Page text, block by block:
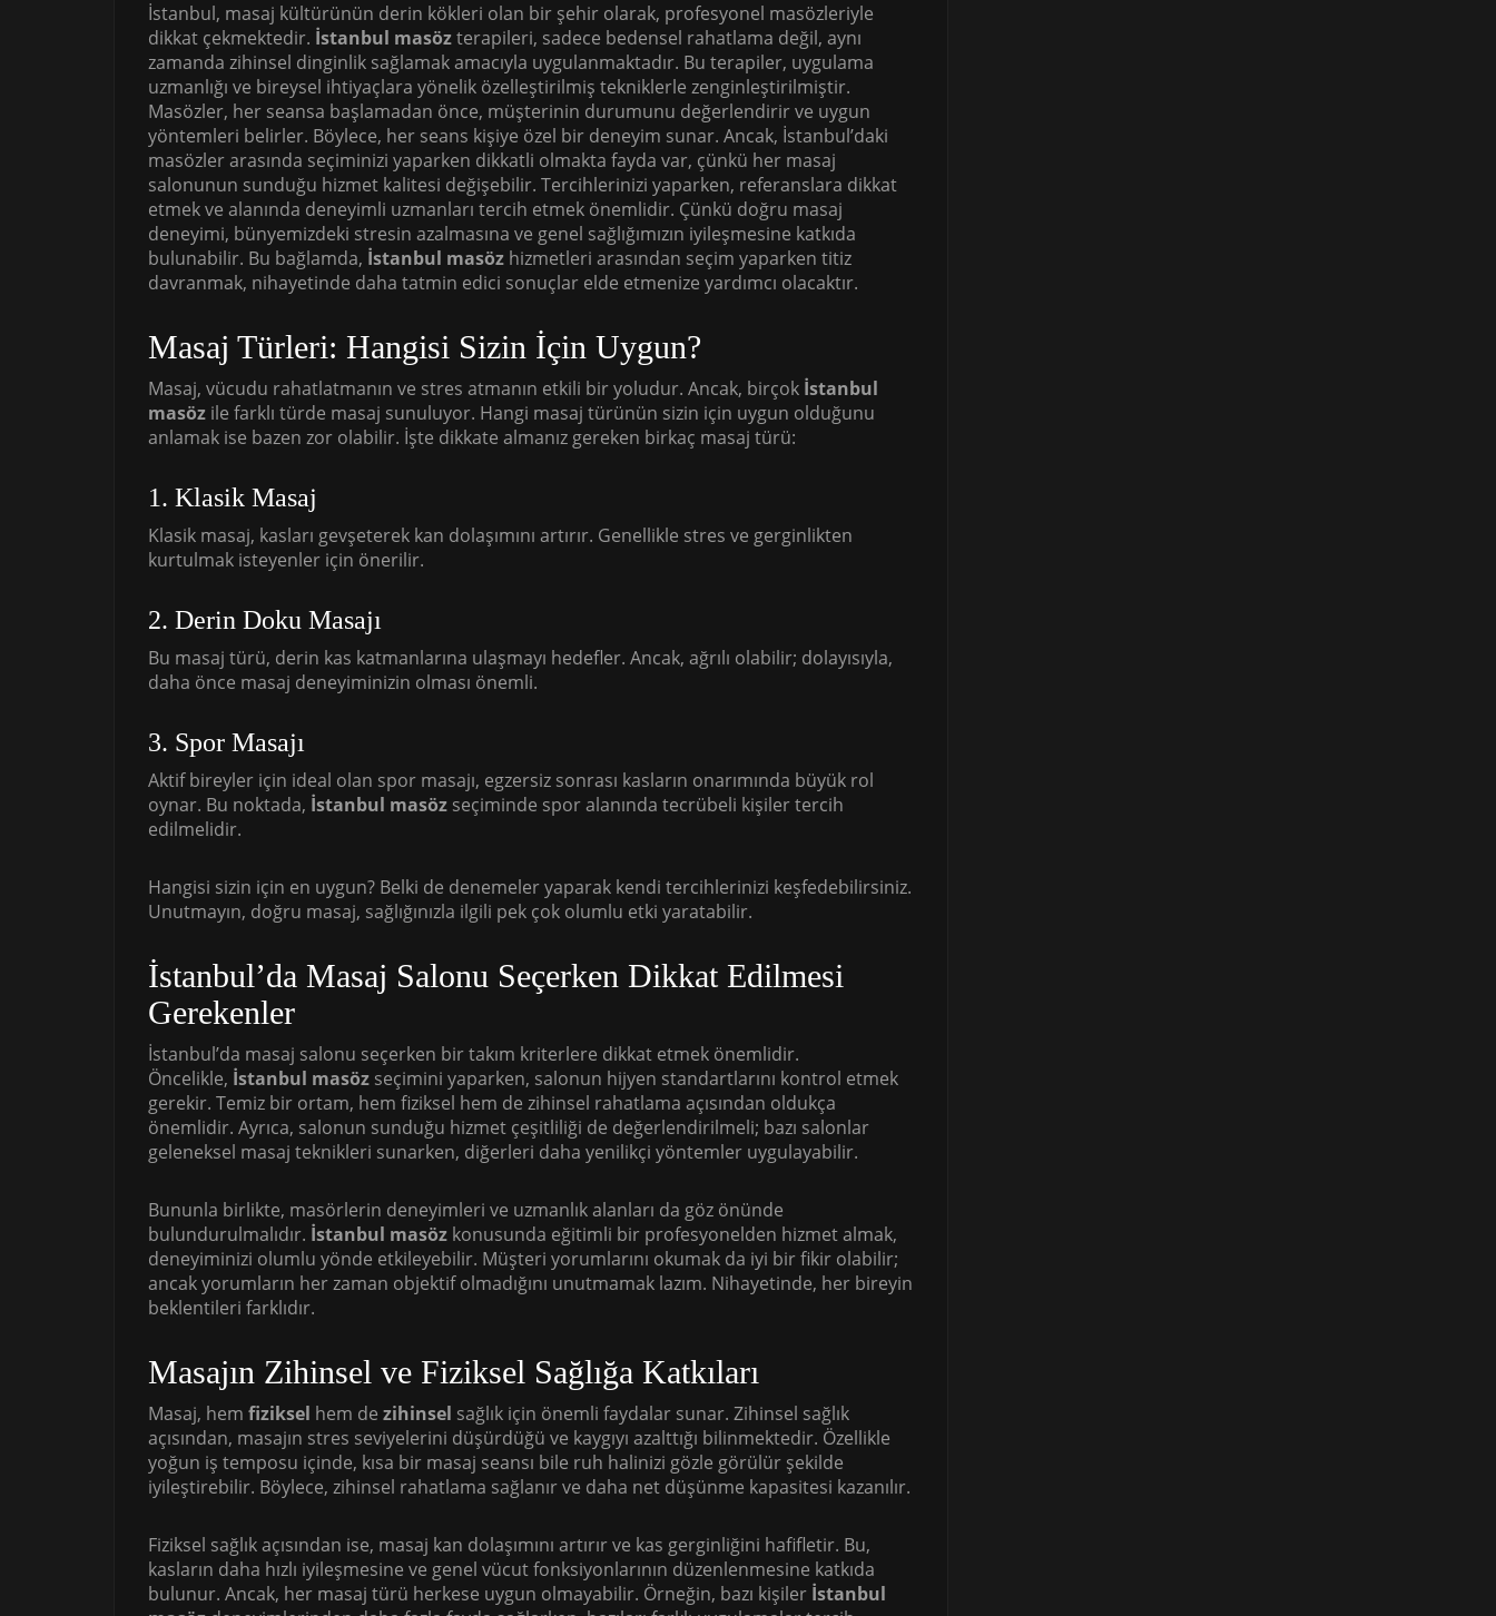
İstanbul, masaj kültürünün derin kökleri olan bir şehir olarak, profesyonel masözleriyle
dikkat çekmektedir. İstanbul masözterapileri, sadece bedensel rahatlama değil, aynı
zamanda zihinsel dinginlik sağlamak amacıyla uygulanmaktadır. Bu terapiler, uygulama
uzmanlığı ve bireysel ihtiyaçlara yönelik özelleştirilmiş tekniklerle zenginleştirilmiştir.
Masözler, her seansa başlamadan önce, müşterinin durumunu değerlendirir ve uygun
yöntemleri belirler. Böylece, her seans kişiye özel bir deneyim sunar. Ancak, İstanbul’daki
masözler arasında seçiminizi yaparken dikkatli olmakta fayda var, çünkü her masaj
salonunun sunduğu hizmet kalitesi değişebilir. Tercihlerinizi yaparken, referanslara dikkat
etmek ve alanında deneyimli uzmanları tercih etmek önemlidir. Çünkü doğru masaj
deneyimi, bünyemizdeki stresin azalmasına ve genel sağlığımızın iyileşmesine katkıda
bulunabilir. Bu bağlamda, İstanbul masöz hizmetleri arasından seçim yaparken titiz
davranmak, nihayetinde daha tatmin edici sonuçlar elde etmenize yardımcı olacaktır.
Masaj Türleri: Hangisi Sizin İçin Uygun?
Masaj, vücudu rahatlatmanın ve stres atmanın etkili bir yoludur. Ancak, birçok İstanbul
masöz ile farklı türde masaj sunuluyor. Hangi masaj türünün sizin için uygun olduğunu
anlamak ise bazen zor olabilir. İşte dikkate almanız gereken birkaç masaj türü:
1. Klasik Masaj
Klasik masaj, kasları gevşeterek kan dolaşımını artırır. Genellikle stres ve gerginlikten
kurtulmak isteyenler için önerilir.
2. Derin Doku Masajı
Bu masaj türü, derin kas katmanlarına ulaşmayı hedefler. Ancak, ağrılı olabilir; dolayısıyla,
daha önce masaj deneyiminizin olması önemli.
3. Spor Masajı
Aktif bireyler için ideal olan spor masajı, egzersiz sonrası kasların onarımında büyük rol
oynar. Bu noktada, İstanbul masöz seçiminde spor alanında tecrübeli kişiler tercih
edilmelidir.
Hangisi sizin için en uygun? Belki de denemeler yaparak kendi tercihlerinizi keşfedebilirsiniz.
Unutmayın, doğru masaj, sağlığınızla ilgili pek çok olumlu etki yaratabilir.
İstanbul’da Masaj Salonu Seçerken Dikkat Edilmesi
Gerekenler
İstanbul’da masaj salonu seçerken bir takım kriterlere dikkat etmek önemlidir.
Öncelikle, İstanbul masöz seçimini yaparken, salonun hijyen standartlarını kontrol etmek
gerekir. Temiz bir ortam, hem fiziksel hem de zihinsel rahatlama açısından oldukça
önemlidir. Ayrıca, salonun sunduğu hizmet çeşitliliği de değerlendirilmeli; bazı salonlar
geleneksel masaj teknikleri sunarken, diğerleri daha yenilikçi yöntemler uygulayabilir.
Bununla birlikte, masörlerin deneyimleri ve uzmanlık alanları da göz önünde
bulundurulmalıdır. İstanbul masöz konusunda eğitimli bir profesyonelden hizmet almak,
deneyiminizi olumlu yönde etkileyebilir. Müşteri yorumlarını okumak da iyi bir fikir olabilir;
ancak yorumların her zaman objektif olmadığını unutmamak lazım. Nihayetinde, her bireyin
beklentileri farklıdır.
Masajın Zihinsel ve Fiziksel Sağlığa Katkıları
Masaj, hem fiziksel hem de zihinsel sağlık için önemli faydalar sunar. Zihinsel sağlık
açısından, masajın stres seviyelerini düşürdüğü ve kaygıyı azalttığı bilinmektedir. Özellikle
yoğun iş temposu içinde, kısa bir masaj seansı bile ruh halinizi gözle görülür şekilde
iyileştirebilir. Böylece, zihinsel rahatlama sağlanır ve daha net düşünme kapasitesi kazanılır.
Fiziksel sağlık açısından ise, masaj kan dolaşımını artırır ve kas gerginliğini hafifletir. Bu,
kasların daha hızlı iyileşmesine ve genel vücut fonksiyonlarının düzenlenmesine katkıda
bulunur. Ancak, her masaj türü herkese uygun olmayabilir. Örneğin, bazı kişiler İstanbul